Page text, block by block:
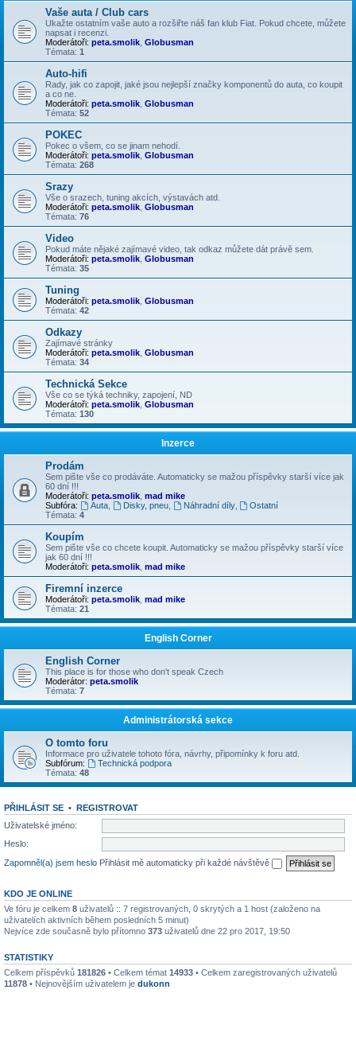
Vaše auta / Club cars
Ukažte ostatním vaše auto a rozšiřte náš fan klub Fiat. Pokud chcete, můžete
napsat i recenzi.
Moderátoři: peta.smolik, Globusman
Témata: 1
Auto-hifi
Rady, jak co zapojit, jaké jsou nejlepší značky komponentů do auta, co koupit
a co ne.
Moderátoři: peta.smolik, Globusman
Témata: 52
POKEC
Pokec o všem, co se jinam nehodí.
Moderátoři: peta.smolik, Globusman
Témata: 268
Srazy
Vše o srazech, tuning akcích, výstavách atd.
Moderátoři: peta.smolik, Globusman
Témata: 76
Video
Pokud máte nějaké zajímavé video, tak odkaz můžete dát právě sem.
Moderátoři: peta.smolik, Globusman
Témata: 35
Tuning
Moderátoři: peta.smolik, Globusman
Témata: 42
Odkazy
Zajímavé stránky
Moderátoři: peta.smolik, Globusman
Témata: 34
Technická Sekce
Vše co se týká techniky, zapojení, ND
Moderátoři: peta.smolik, Globusman
Témata: 130
Inzerce
Prodám
Sem pište vše co prodáváte. Automaticky se mažou příspěvky starší více jak
60 dní !!!
Moderátoři: peta.smolik, mad mike
Subfóra:
Auta, Disky, pneu, Náhradní díly,
Ostatní
Témata: 4
Koupím
Sem pište vše co chcete koupit. Automaticky se mažou příspěvky starší více
jak 60 dní !!!
Moderátoři: peta.smolik, mad mike
Firemní inzerce
Moderátoři: peta.smolik, mad mike
Témata: 21
English Corner
English Corner
This place is for those who don't speak Czech
Moderátor: peta.smolik
Témata: 7
Administrátorská sekce
O tomto foru
Informace pro uživatele tohoto fóra, návrhy, připomínky k foru atd.
Subfórum:
Technická podpora
Témata: 48
PŘIHLÁSIT SE •
REGISTROVAT
Uživatelské jméno:
Heslo:
Zapomněl(a) jsem heslo Přihlásit mě automaticky při každé návštěvě
KDO JE ONLINE
Ve fóru je celkem 8 uživatelů :: 7 registrovaných, 0 skrytých a 1 host (založeno na
uživatelích aktivních během posledních 5 minut)
Nejvíce zde současně bylo přítomno 373 uživatelů dne 22 pro 2017, 19:50
STATISTIKY
Celkem příspěvků 181826 • Celkem témat 14933 • Celkem zaregistrovaných uživatelů
11878 • Nejnovějším uživatelem je dukonn